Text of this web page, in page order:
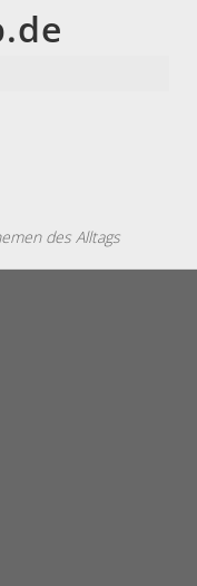
des Alltags